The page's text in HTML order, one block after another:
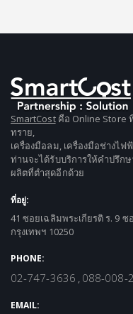
SmartCostคือ Online Store
ทราย,
เครื่องมือลม, เครื่องมือช่างไ
ท่านจะได้รับบริการให้คำปรึก
ผลิตที่ตำสุดอีกด้วย
ที่อยู่:
41 ซอยเฉลิมพระเกียรติ ร. 9
กรุงเทพฯ 10250
PHONE:
02-747-3636 , 088-008-
EMAIL: